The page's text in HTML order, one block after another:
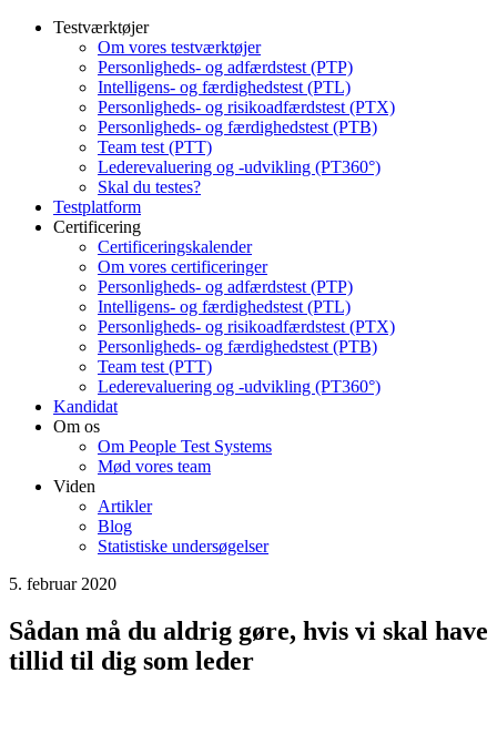
Testværktøjer
Om vores testværktøjer
Personligheds- og adfærdstest (PTP)
Intelligens- og færdighedstest (PTL)
Personligheds- og risikoadfærdstest (PTX)
Personligheds- og færdighedstest (PTB)
Team test (PTT)
Lederevaluering og -udvikling (PT360°)
Skal du testes?
Testplatform
Certificering
Certificeringskalender
Om vores certificeringer
Personligheds- og adfærdstest (PTP)
Intelligens- og færdighedstest (PTL)
Personligheds- og risikoadfærdstest (PTX)
Personligheds- og færdighedstest (PTB)
Team test (PTT)
Lederevaluering og -udvikling (PT360°)
Kandidat
Om os
Om People Test Systems
Mød vores team
Viden
Artikler
Blog
Statistiske undersøgelser
5. februar 2020
Sådan må du aldrig gøre, hvis vi skal have
tillid til dig som leder